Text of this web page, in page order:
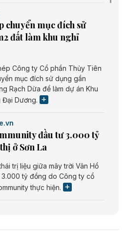
chuyển mục đích sử
đất làm khu nghỉ
Công ty Cổ phần Thủy Tiên
mục đích sử dụng gần
Rạch Dừa để làm dự án Khu
Đại Dương.
đầu tư 3.000 tỷ
ở Sơn La
trị liệu giữa mây trời Vân Hồ
tỷ đồng do Công ty cổ
thực hiện.